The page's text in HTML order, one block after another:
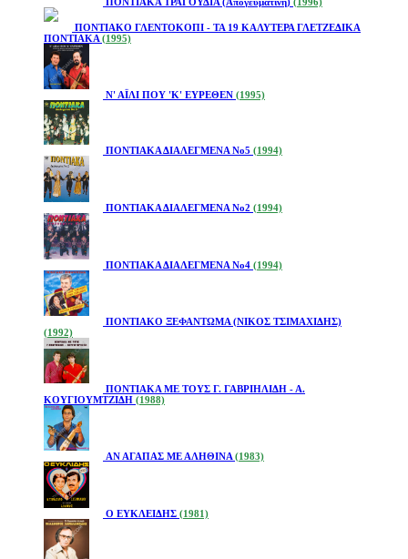
ΠΟΝΤΙΑΚΟ ΓΛΕΝΤΟΚΟΠΙ - ΤΑ 19 ΚΑΛΥΤΕΡΑ ΓΛΕΤΖΕΔΙΚΑ
ΠΟΝΤΙΑΚΑ (1995)
Ν' ΑΪΛΙ ΠΟΥ 'Κ' ΕΥΡΕΘΕΝ (1995)
ΠΟΝΤΙΑΚΑ ΔΙΑΛΕΓΜΕΝΑ Νο5 (1994)
ΠΟΝΤΙΑΚΑ ΔΙΑΛΕΓΜΕΝΑ Νο2 (1994)
ΠΟΝΤΙΑΚΑ ΔΙΑΛΕΓΜΕΝΑ Νο4 (1994)
ΠΟΝΤΙΑΚΟ ΞΕΦΑΝΤΩΜΑ (ΝΙΚΟΣ ΤΣΙΜΑΧΙΔΗΣ)
(1992)
ΠΟΝΤΙΑΚΑ ΜΕ ΤΟΥΣ Γ. ΓΑΒΡΙΗΛΙΔΗ - Α.
ΚΟΥΓΙΟΥΜΤΖΙΔΗ (1988)
ΑΝ ΑΓΑΠΑΣ ΜΕ ΑΛΗΘΙΝΑ (1983)
Ο ΕΥΚΛΕΙΔΗΣ (1981)